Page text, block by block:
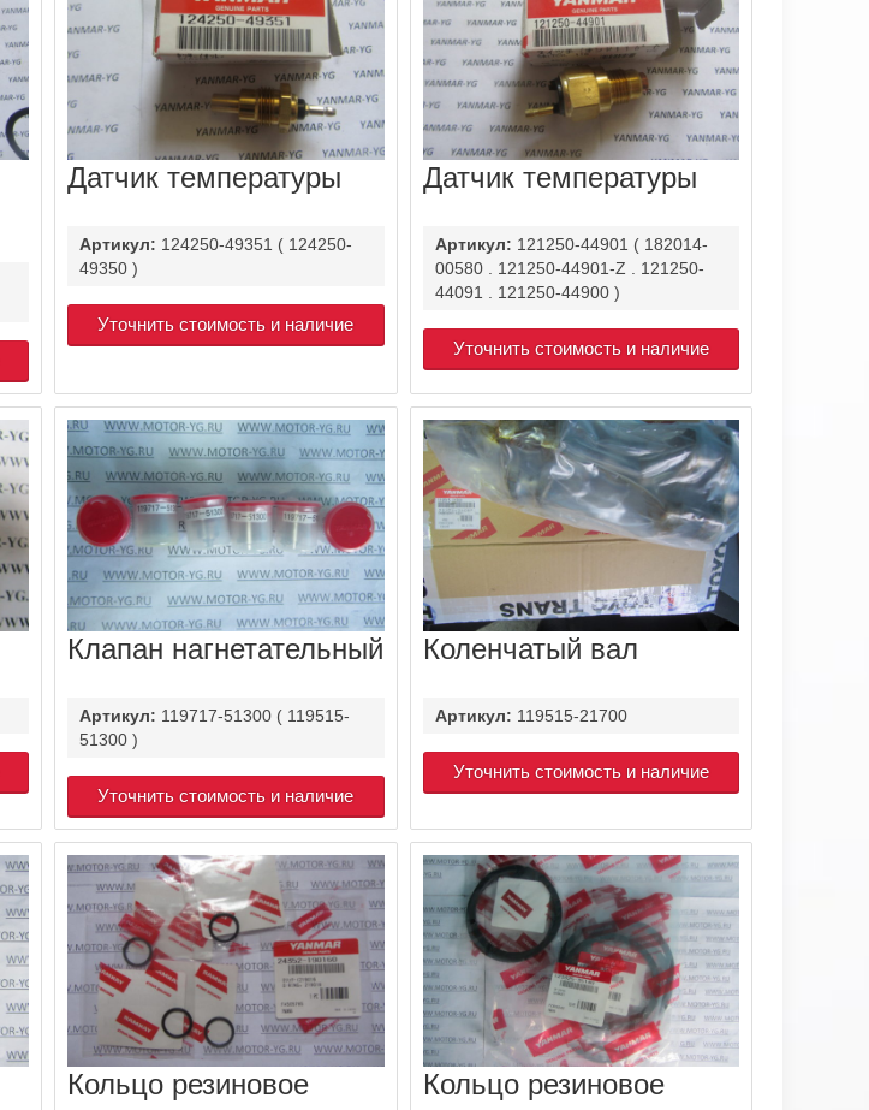
Датчик температуры
Артикул: 124250-49351 ( 124250-
49350 )
Уточнить стоимость и наличие
Датчик температуры
Артикул: 121250-44901 ( 182014-
00580 . 121250-44901-Z . 121250-
44091 . 121250-44900 )
Уточнить стоимость и наличие
Клапан нагнетательный
Артикул: 119717-51300 ( 119515-
51300 )
Уточнить стоимость и наличие
Коленчатый вал
Артикул: 119515-21700
Уточнить стоимость и наличие
Кольцо резиновое Кольцо резиновое